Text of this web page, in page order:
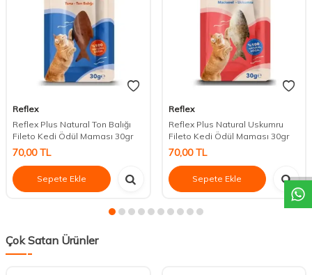
Reflex
Reflex Plus Natural Ton Balığı
Fileto Kedi Ödül Maması 30gr
70,00TL
Sepete Ekle
Reflex
Reflex Plus Natural Uskumru
Fileto Kedi Ödül Maması 30gr
70,00TL
Sepete Ekle
Çok Satan Ürünler